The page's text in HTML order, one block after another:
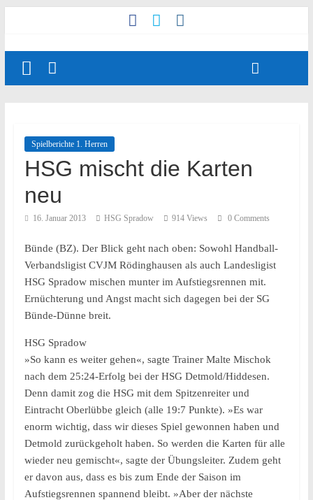
Spielberichte 1. Herren
HSG mischt die Karten
neu
16. Januar 2013 HSG Spradow 914 Views 0 Comments
Bünde (BZ). Der Blick geht nach oben: Sowohl Handball-
Verbandsligist CVJM Rödinghausen als auch Landesligist
HSG Spradow mischen munter im Aufstiegsrennen mit.
Ernüchterung und Angst macht sich dagegen bei der SG
Bünde-Dünne breit.
HSG Spradow
»So kann es weiter gehen«, sagte Trainer Malte Mischok
nach dem 25:24-Erfolg bei der HSG Detmold/Hiddesen.
Denn damit zog die HSG mit dem Spitzenreiter und
Eintracht Oberlübbe gleich (alle 19:7 Punkte). »Es war
enorm wichtig, dass wir dieses Spiel gewonnen haben und
Detmold zurückgeholt haben. So werden die Karten für alle
wieder neu gemischt«, sagte der Übungsleiter. Zudem geht
er davon aus, dass es bis zum Ende der Saison im
Aufstiegsrennen spannend bleibt. »Aber der nächste